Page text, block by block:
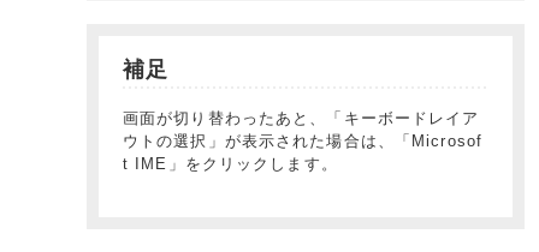
補足
画面が切り替わったあと、「キーボードレイア
ウトの選択」が表示された場合は、「Microsof
t IME」をクリックします。